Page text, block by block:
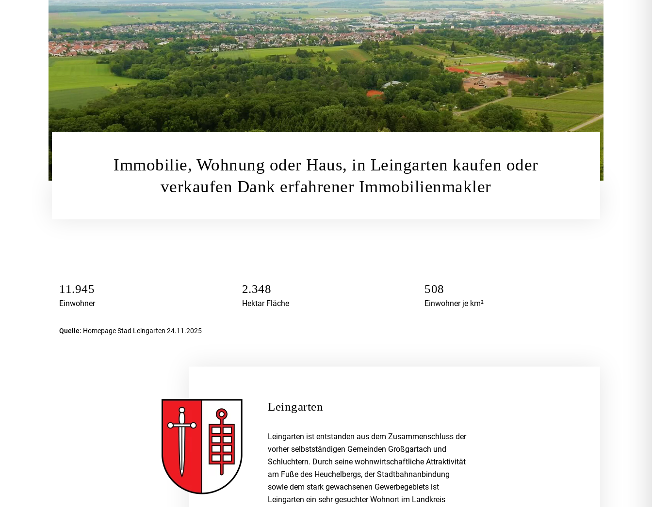
Immobilie, Wohnung oder Haus, in Leingarten kaufen oder
verkaufen Dank erfahrener Immobilienmakler
11.945
Einwohner
Quelle: Homepage Stad Leingarten 24.11.2025
2.348
Hektar Fläche
508
Einwohner je km²
Leingarten
Leingarten ist entstanden aus dem Zusammenschluss der
vorher selbstständigen Gemeinden Großgartach und
Schluchtern. Durch seine wohnwirtschaftliche Attraktivität
am Fuße des Heuchelbergs, der Stadtbahnanbindung
sowie dem stark gewachsenen Gewerbegebiets ist
Leingarten ein sehr gesuchter Wohnort im Landkreis